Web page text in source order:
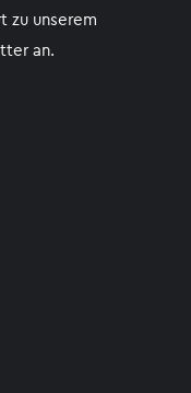
zu unserem
an.